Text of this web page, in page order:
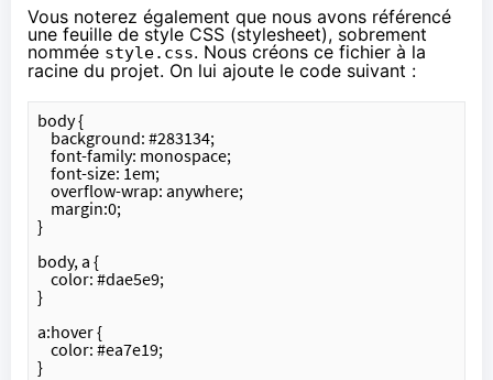
Vous noterez également que nous avons référencé
une feuille de style CSS (stylesheet), sobrement
nommée style.css. Nous créons ce fichier à la
racine du projet. On lui ajoute le code suivant :
body {
background: #283134;
font-family: monospace;
font-size: 1em;
overflow-wrap: anywhere;
margin:0;
}
body, a {
color: #dae5e9;
}
a:hover {
color: #ea7e19;
}